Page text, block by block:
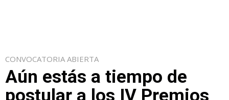
CONVOCATORIA ABIERTA
Aún estás a tiempo de
postular a los IV Premios